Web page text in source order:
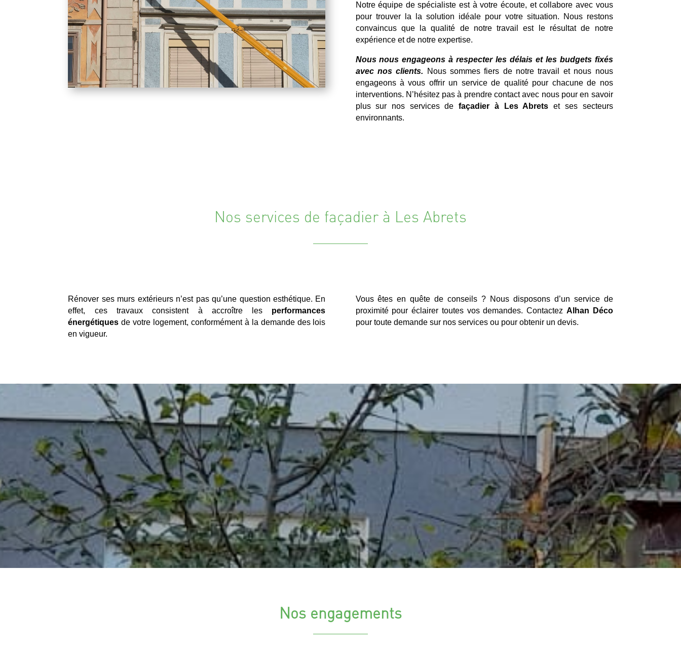
Notre équipe de spécialiste est à votre écoute, et collabore avec vous
pour trouver la la solution idéale pour votre situation. Nous restons
convaincus que la qualité de notre travail est le résultat de notre
expérience et de notre expertise.
Nous nous engageons à respecter les délais et les budgets fixés
avec nos clients. Nous sommes fiers de notre travail et nous nous
engageons à vous offrir un service de qualité pour chacune de nos
interventions. N’hésitez pas à prendre contact avec nous pour en savoir
plus sur nos services defaçadier à Les Abrets et ses secteurs
environnants.
Nos services de façadier à Les Abrets
Rénover ses murs extérieurs n’est pas qu’une question esthétique. En
effet, ces travaux consistent à accroître les performances
énergétiques de votre logement, conformément à la demande des lois
en vigueur.
Vous êtes en quête de conseils ? Nous disposons d’un service de
proximité pour éclairer toutes vos demandes. Contactez Alhan Déco
pour toute demande sur nos services ou pour obtenir un devis.
Nos engagements